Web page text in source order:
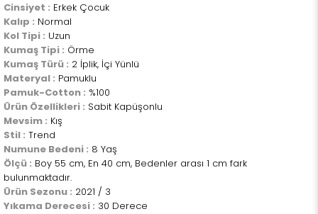
Cinsiyet : Erkek Çocuk
Kalıp : Normal
Kol Tipi : Uzun
Kumaş Tipi : Örme
Kumaş Türü : 2 İplik, İçi Yünlü
Materyal : Pamuklu
Pamuk-Cotton : %100
Ürün Özellikleri : Sabit Kapüşonlu
Mevsim : Kış
Stil : Trend
Numune Bedeni : 8 Yaş
Ölçü : Boy 55 cm, En 40 cm, Bedenler arası 1 cm fark
bulunmaktadır.
Ürün Sezonu : 2021 / 3
Yıkama Derecesi : 30 Derece